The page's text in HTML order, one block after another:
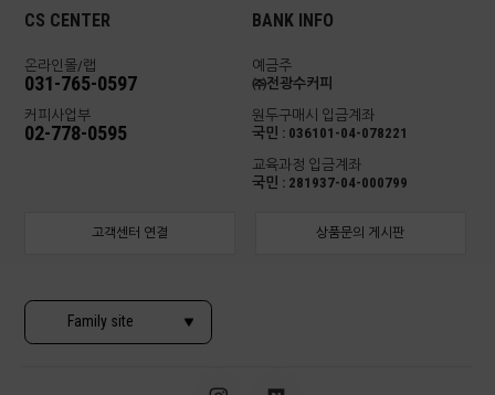
CS CENTER
온라인몰/랩
031-765-0597
커피사업부
02-778-0595
BANK INFO
예금주
㈜전광수커피
원두구매시 입금계좌
국민 : 036101-04-078221
교육과정 입금계좌
국민 : 281937-04-000799
고객센터 연결 상품문의 게시판
Family site